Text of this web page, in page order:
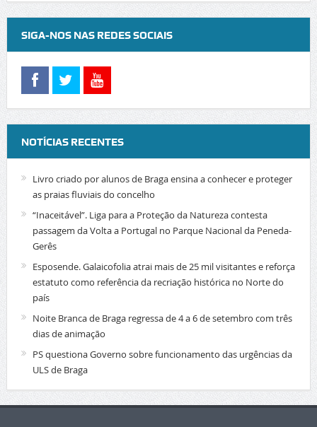
SIGA-NOS NAS REDES SOCIAIS
NOTÍCIAS RECENTES
Livro criado por alunos de Braga ensina a conhecer e proteger
as praias fluviais do concelho
“Inaceitável”. Liga para a Proteção da Natureza contesta
passagem da Volta a Portugal no Parque Nacional da Peneda-
Gerês
Esposende. Galaicofolia atrai mais de 25 mil visitantes e reforça
estatuto como referência da recriação histórica no Norte do
país
Noite Branca de Braga regressa de 4 a 6 de setembro com três
dias de animação
PS questiona Governo sobre funcionamento das urgências da
ULS de Braga